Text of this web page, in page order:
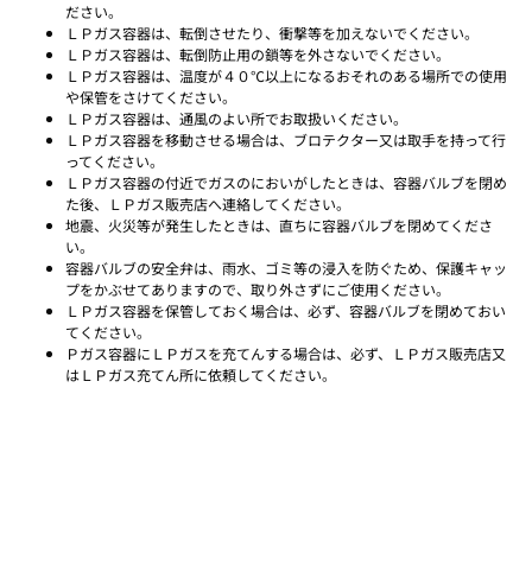
ださい。
ＬＰガス容器は、転倒させたり、衝撃等を加えないでください。
ＬＰガス容器は、転倒防止用の鎖等を外さないでください。
ＬＰガス容器は、温度が４０℃以上になるおそれのある場所での使用
や保管をさけてください。
ＬＰガス容器は、通風のよい所でお取扱いください。
ＬＰガス容器を移動させる場合は、ブロテクター又は取手を持って行
ってください。
ＬＰガス容器の付近でガスのにおいがしたときは、容器バルブを閉め
た後、ＬＰガス販売店へ連絡してください。
地震、火災等が発生したときは、直ちに容器バルブを閉めてくださ
い。
容器バルブの安全弁は、雨水、ゴミ等の浸入を防ぐため、保護キャッ
プをかぶせてありますので、取り外さずにご使用ください。
ＬＰガス容器を保管しておく場合は、必ず、容器バルブを閉めておい
てください。
Ｐガス容器にＬＰガスを充てんする場合は、必ず、ＬＰガス販売店又
はＬＰガス充てん所に依頼してください。